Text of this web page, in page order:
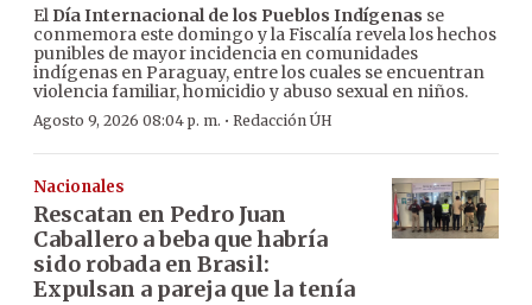
El Día Internacional de los Pueblos Indígenas se
conmemora este domingo y la Fiscalía revela los hechos
punibles de mayor incidencia en comunidades
indígenas en Paraguay, entre los cuales se encuentran
violencia familiar, homicidio y abuso sexual en niños.
Agosto 9, 2026 08:04 p. m. · Redacción ÚH
Nacionales
Rescatan en Pedro Juan
Caballero a beba que habría
sido robada en Brasil:
Expulsan a pareja que la tenía